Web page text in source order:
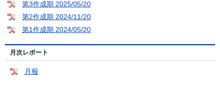
第3作成期 2025/05/20
第2作成期 2024/11/20
第1作成期 2024/05/20
月次レポート
月報